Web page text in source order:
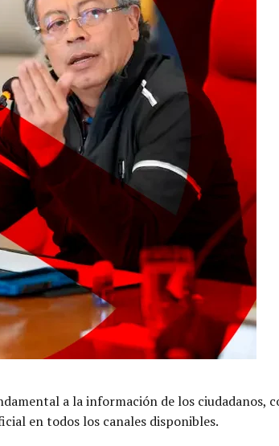
a la información de los
en todos los canales disponibles.